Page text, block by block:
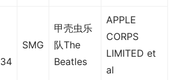
SMG
甲壳虫乐
队The
Beatles
APPLE
CORPS
LIMITED et
al